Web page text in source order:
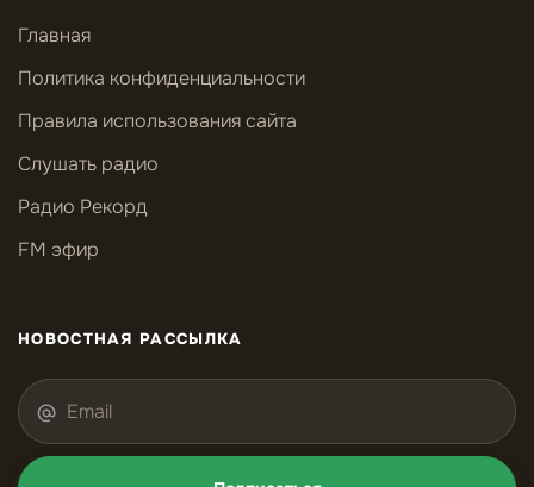
Главная
Политика конфиденциальности
Правила использования сайта
Слушать радио
Радио Рекорд
FM эфир
НОВОСТНАЯ РАССЫЛКА